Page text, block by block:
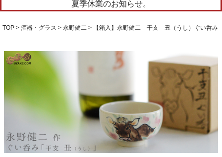
夏季休業のお知らせ。
TOP 酒器・グラス 永野健二 【箱入】永野健二 干支 丑（うし）ぐい呑み